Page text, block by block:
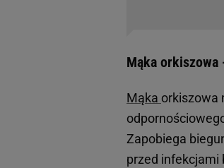
Mąka orkiszowa
Mąka orkiszowa
Zapobiega
przed infekcjami